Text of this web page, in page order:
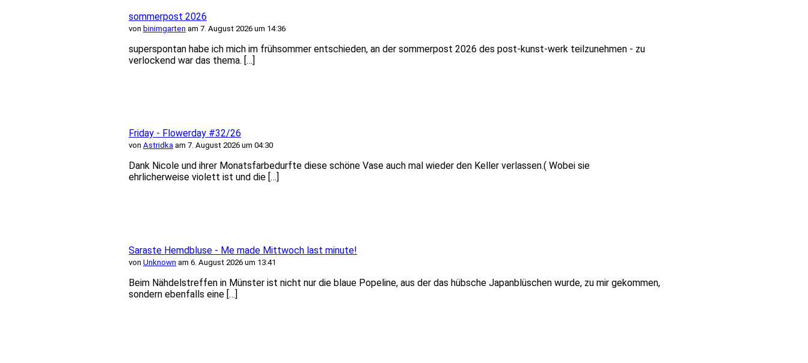
sommerpost 2026
von binimgarten am 7. August 2026 um 14:36
superspontan habe ich mich im frühsommer entschieden, an der sommerpost 2026 des post-kunst-werk teilzunehmen - zu
verlockend war das thema. […]
Friday - Flowerday #32/26
von Astridka am 7. August 2026 um 04:30
Dank Nicole und ihrer Monatsfarbedurfte diese schöne Vase auch mal wieder den Keller verlassen.( Wobei sie
ehrlicherweise violett ist und die […]
Saraste Hemdbluse - Me made Mittwoch last minute!
von Unknown am 6. August 2026 um 13:41
Beim Nähdelstreffen in Münster ist nicht nur die blaue Popeline, aus der das hübsche Japanblüschen wurde, zu mir gekommen,
sondern ebenfalls eine […]